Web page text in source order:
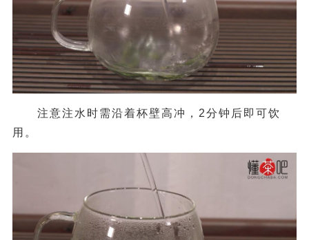
注意注水时需沿着杯壁高冲，2分钟后即可饮
用。